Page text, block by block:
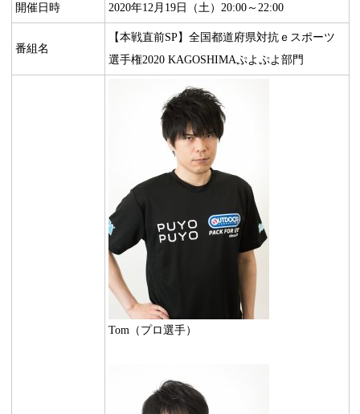
開催日時 2020年12月19日（土）20:00～22:00
番組名
【本戦直前SP】全国都道府県対抗ｅスポーツ
選手権2020 KAGOSHIMAぷよぷよ部門
Tom（プロ選手）